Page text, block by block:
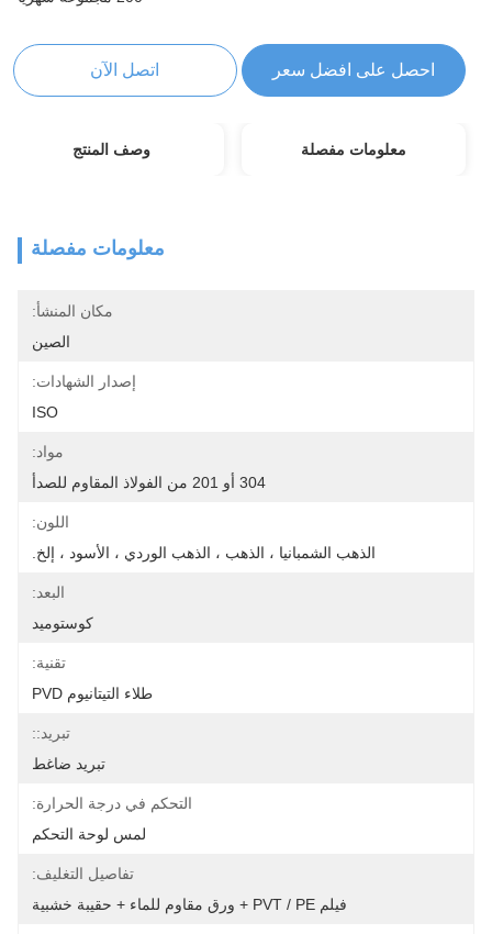
احصل على افضل سعر اتصل الآن
معلومات مفصلة وصف المنتج
معلومات مفصلة
مكان المنشأ:
الصين
إصدار الشهادات:
ISO
مواد:
304 أو 201 من الفولاذ المقاوم للصدأ
اللون:
الذهب الشمبانيا ، الذهب ، الذهب الوردي ، الأسود ، إلخ.
البعد:
كوستوميد
تقنية:
طلاء التيتانيوم PVD
تبريد::
تبريد ضاغط
التحكم في درجة الحرارة:
لمس لوحة التحكم
تفاصيل التغليف:
فيلم PVT / PE + ورق مقاوم للماء + حقيبة خشبية